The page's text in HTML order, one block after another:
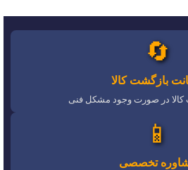
🔄
بازگشت کالا
در صورت وجود مشکل فنی
📱
تخصصی